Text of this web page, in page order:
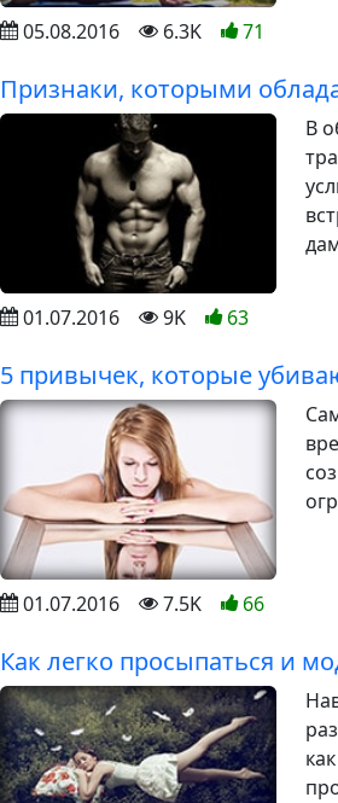
05.08.2016 6.3K 71
Признаки, которыми
В
01.07.2016 9K 63
5 привычек, которые
01.07.2016 7.5K 66
Как легко просыпаться и